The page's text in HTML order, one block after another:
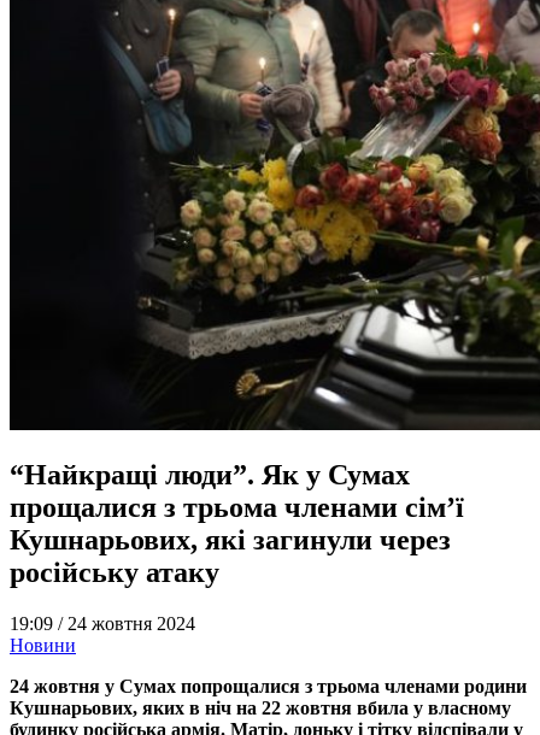
“Найкращі люди”. Як у Сумах
прощалися з трьома членами сім’ї
Кушнарьових, які загинули через
російську атаку
19:09 / 24 жовтня 2024
Новини
24 жовтня у Сумах попрощалися з трьома членами родини
Кушнарьових, яких в ніч на 22 жовтня вбила у власному
будинку російська армія. Матір, доньку і тітку відспівали у